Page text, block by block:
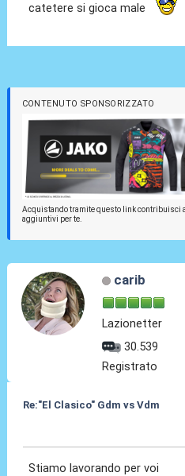
catetere si gioca male
CONTENUTO SPONSORIZZATO
Acquistando tramite questo link contribuisci
aggiuntivi per te.
carib
Lazionetter
30.539
Registrato
Re:"El Clasico" Gdm vs Vdm
Stiamo lavorando per voi